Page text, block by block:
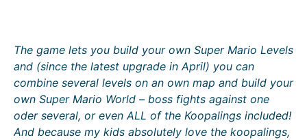
The game lets you build your own Super Mario Levels
and (since the latest upgrade in April) you can
combine several levels on an own map and build your
own Super Mario World – boss fights against one
oder several, or even ALL of the Koopalings included!
And because my kids absolutely love the koopalings,